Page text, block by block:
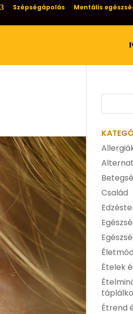
Szépségápolás Mentális
Család
Ételek
Étrend